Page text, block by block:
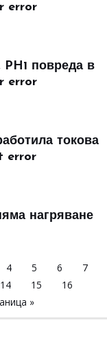
error
PH1 повреда в
error
токова
error
нагряване
4 5 6 7
14 15 16
»